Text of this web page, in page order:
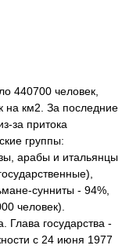
440700 человек,
на км2. За последние
за притока
группы:
арабы и итальянцы
сунниты - 94%,
человек).
Глава государства -
с 24 июня 1977